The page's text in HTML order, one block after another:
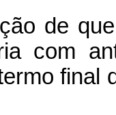
de
com
final